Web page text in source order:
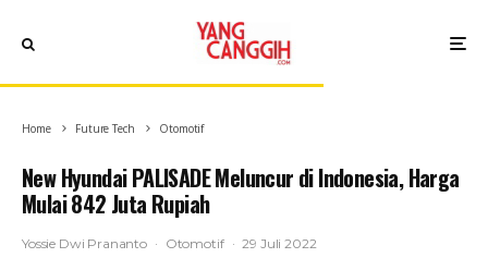
Home Future Tech Otomotif
New Hyundai PALISADE Meluncur di Indonesia, Harga
Mulai 842 Juta Rupiah
Yossie Dwi Prananto · Otomotif · 29 Juli 2022